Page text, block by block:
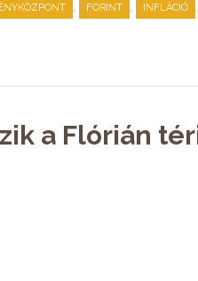
, FORINT , INFLÁCIÓ ,
a Flórián